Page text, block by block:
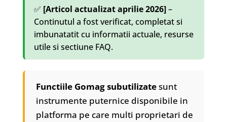
✅ [Articol actualizat aprilie 2026]–
Continutul a fost verificat, completat si
imbunatatit cu informatii actuale, resurse
utile si sectiune FAQ.
Functiile Gomag subutilizatesunt
instrumente puternice disponibile in
platforma pe care multi proprietari de